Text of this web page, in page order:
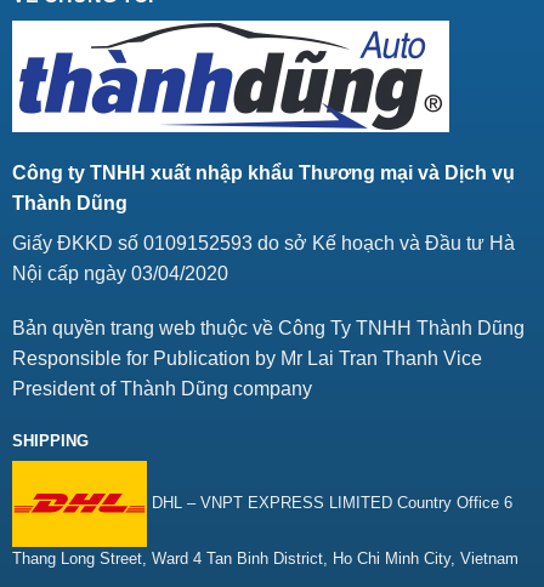
Công ty TNHH xuất nhập khẩu Thương mại và Dịch vụ
Thành Dũng
Giấy ĐKKD số 0109152593 do sở Kế hoạch và Đầu tư Hà
Nội cấp ngày 03/04/2020
Bản quyền trang web thuộc về Công Ty TNHH Thành Dũng
Responsible for Publication by Mr Lai Tran Thanh Vice
President of Thành Dũng company
SHIPPING
DHL – VNPT EXPRESS LIMITED Country Office 6
Thang Long Street, Ward 4 Tan Binh District, Ho Chi Minh City, Vietnam